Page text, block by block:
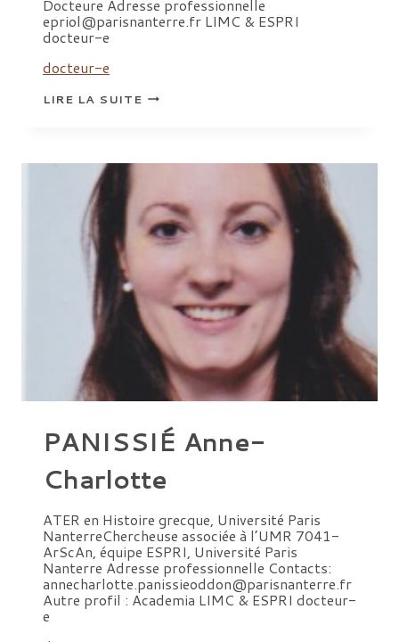
Docteure Adresse professionnelle
epriol@parisnanterre.fr LIMC & ESPRI
docteur-e
docteur-e
LIRE LA SUITEPRIOL
ÉMELINE
PANISSIÉ Anne-
Charlotte
ATER en Histoire grecque, Université Paris
NanterreChercheuse associée à l’UMR 7041-
ArScAn, équipe ESPRI, Université Paris
Nanterre Adresse professionnelle Contacts:
annecharlotte.panissieoddon@parisnanterre.fr
Autre profil : Academia LIMC & ESPRI docteur-
e